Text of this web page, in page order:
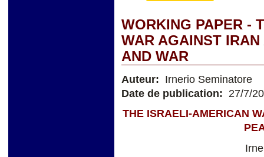
WORKING PAPER -
WAR AGAINST
AND WAR
Auteur: Irnerio Seminatore
Date de publication: 27/7/
THE ISRAELI-AMERICAN